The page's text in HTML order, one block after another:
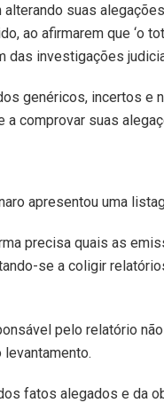
suas
ao afirmarem que ‘o
investigações
genéricos, incertos e
comprovar suas
apresentou uma
precisa quais as
se a coligir
pelo relatório
fatos alegados e da